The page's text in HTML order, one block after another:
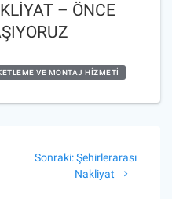
– ÖNCE
VE MONTAJ HIZMETI
Sonraki:Sonraki
yazı:
Şehirlerarası
Nakliyat